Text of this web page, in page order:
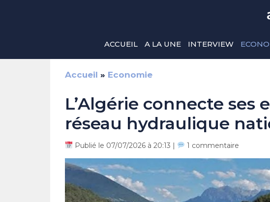
ACCUEIL A LA UNE INTERVIEW
Accueil » Economie
L’Algérie connecte ses
réseau hydraulique
Publié le 07/07/2026 à 20:13 | 1 commentaire